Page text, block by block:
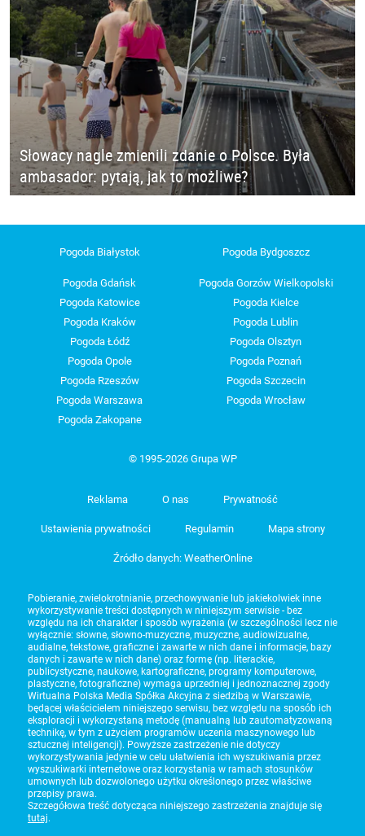
Słowacy nagle zmienili zdanie o Polsce. Była
ambasador: pytają, jak to możliwe?
Pogoda Białystok Pogoda Bydgoszcz
Pogoda Gdańsk
Pogoda Gorzów Wielkopolski
Pogoda Katowice
Pogoda Kielce
Pogoda Kraków
Pogoda Lublin
Pogoda Łódź
Pogoda Olsztyn
Pogoda Opole
Pogoda Poznań
Pogoda Rzeszów
Pogoda Szczecin
Pogoda Warszawa
Pogoda Wrocław
Pogoda Zakopane
© 1995-2026 Grupa WP
Reklama O nas Prywatność
Ustawienia prywatności Regulamin Mapa strony
Źródło danych: WeatherOnline
Pobieranie, zwielokrotnianie, przechowywanie lub jakiekolwiek inne
wykorzystywanie treści dostępnych w niniejszym serwisie - bez
względu na ich charakter i sposób wyrażenia (w szczególności lecz nie
wyłącznie: słowne, słowno-muzyczne, muzyczne, audiowizualne,
audialne, tekstowe, graficzne i zawarte w nich dane i informacje, bazy
danych i zawarte w nich dane) oraz formę (np. literackie,
publicystyczne, naukowe, kartograficzne, programy komputerowe,
plastyczne, fotograficzne) wymaga uprzedniej i jednoznacznej zgody
Wirtualna Polska Media Spółka Akcyjna z siedzibą w Warszawie,
będącej właścicielem niniejszego serwisu, bez względu na sposób ich
eksploracji i wykorzystaną metodę (manualną lub zautomatyzowaną
technikę, w tym z użyciem programów uczenia maszynowego lub
sztucznej inteligencji). Powyższe zastrzeżenie nie dotyczy
wykorzystywania jedynie w celu ułatwienia ich wyszukiwania przez
wyszukiwarki internetowe oraz korzystania w ramach stosunków
umownych lub dozwolonego użytku określonego przez właściwe
przepisy prawa.
Szczegółowa treść dotycząca niniejszego zastrzeżenia znajduje się
tutaj.